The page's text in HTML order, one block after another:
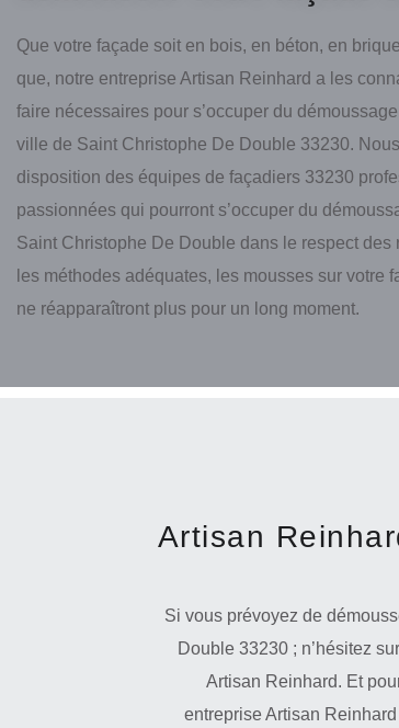
Que votre façade soit en bois, en béton, en
que, notre entreprise Artisan Reinhard a les
faire nécessaires pour s’occuper du
ville de Saint Christophe De Double 33230.
disposition des équipes de façadiers 33230
passionnées qui pourront s’occuper du
Saint Christophe De Double dans le respect des
les méthodes adéquates, les mousses sur votre
ne réapparaîtront plus pour un long moment.
Artisan
Si vous prévoyez de
Double 33230 ; n’hésitez
Artisan Reinhard. Et
entreprise Artisan